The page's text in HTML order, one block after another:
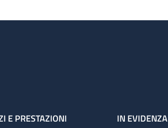
E PRESTAZIONI IN EVIDENZA